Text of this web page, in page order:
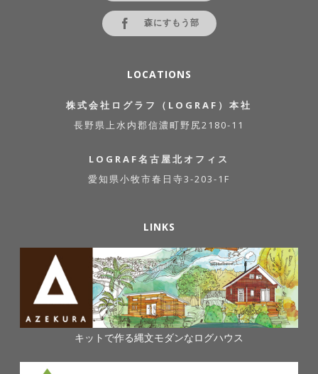
森にすもう部
LOCATIONS
株式会社ログラフ（LOGRAF）本社
長野県上水内郡信濃町野尻2180-11
LOGRAF名古屋北オフィス
愛知県小牧市春日寺3-203-1F
LINKS
キットで作る縄文モダンなログハウス